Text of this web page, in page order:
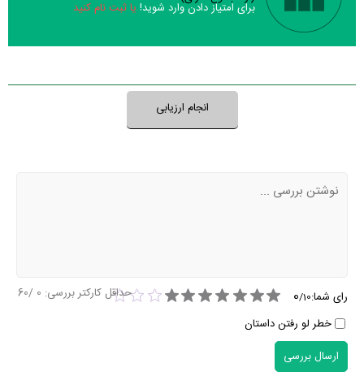
شده است. همچنین تاکنون در بخش‌های حواشی سریال مانکن، دیالوگ برتر
است. قطعا ما و شما به این حد قانع نیستیم؛ باید به‌کمک علاقمندان فیلم،
سریال و تئاتر، این دایرة‌المعارف آنلاین و بانک اطلاعات هنرمندان و آثار سینما،
برای امتیاز دادن وارد شوید! یا ثبت نام کنید
انجام ارزیابی
رای شما: 0/10
خطر لو رفتن داستان
حداقل کارکتر بررسی: 0
/60
ارسال بررسی